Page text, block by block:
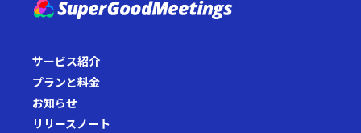
サービス紹介
プランと料金
お知らせ
リリースノート